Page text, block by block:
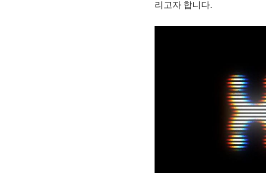
리고자 합니다.